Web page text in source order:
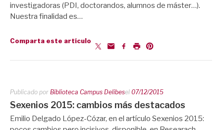
investigadoras (PDI, doctorandos, alumnos de máster…).
Nuestra finalidad es…
Comparta este artículo
Publicado por Biblioteca Campus Delibesel 07/12/2015
Sexenios 2015: cambios más destacados
Emilio Delgado López-Cózar, en el artículo Sexenios 2015: